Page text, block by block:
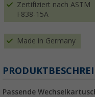
Zertifiziert nach ASTM
F838-15A
Made in Germany
Passende